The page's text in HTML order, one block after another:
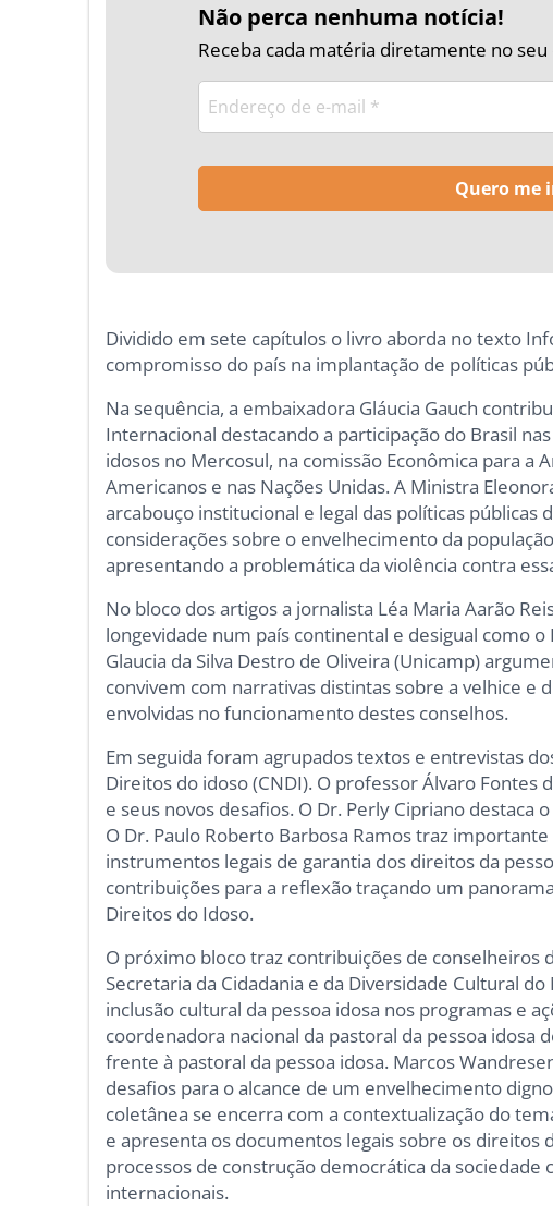
Não perca nenhuma notícia!
Receba cada matéria diretamente no
Dividido em sete capítulos o livro aborda no texto
compromisso do país na implantação de políticas
Na sequência, a embaixadora Gláucia Gauch
Internacional destacando a participação do Brasil
idosos no Mercosul, na comissão Econômica para a
Americanos e nas Nações Unidas. A Ministra
arcabouço institucional e legal das políticas públicas
considerações sobre o envelhecimento da
apresentando a problemática da violência contra
No bloco dos artigos a jornalista Léa Maria Aarão
longevidade num país continental e desigual como
Glaucia da Silva Destro de Oliveira (Unicamp)
convivem com narrativas distintas sobre a velhice e
envolvidas no funcionamento destes conselhos.
Em seguida foram agrupados textos e entrevistas
Direitos do idoso (CNDI). O professor Álvaro Fontes
e seus novos desafios. O Dr. Perly Cipriano
O Dr. Paulo Roberto Barbosa Ramos traz
instrumentos legais de garantia dos direitos da
contribuições para a reflexão traçando um
Direitos do Idoso.
O próximo bloco traz contribuições de conselheiros
Secretaria da Cidadania e da Diversidade Cultural
inclusão cultural da pessoa idosa nos programas e
coordenadora nacional da pastoral da pessoa idosa
frente à pastoral da pessoa idosa. Marcos
desafios para o alcance de um envelhecimento
coletânea se encerra com a contextualização do
e apresenta os documentos legais sobre os direitos
processos de construção democrática da
internacionais.